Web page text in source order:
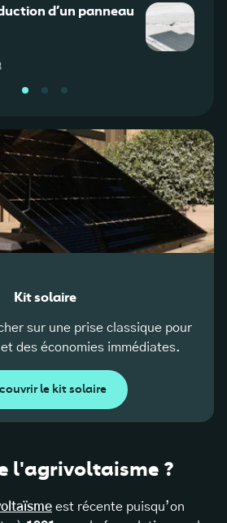
d’un panneau
Kit solaire
sur une prise classique pour
des économies immédiates.
le kit solaire
l'agrivoltaisme ?
est récente puisqu’on